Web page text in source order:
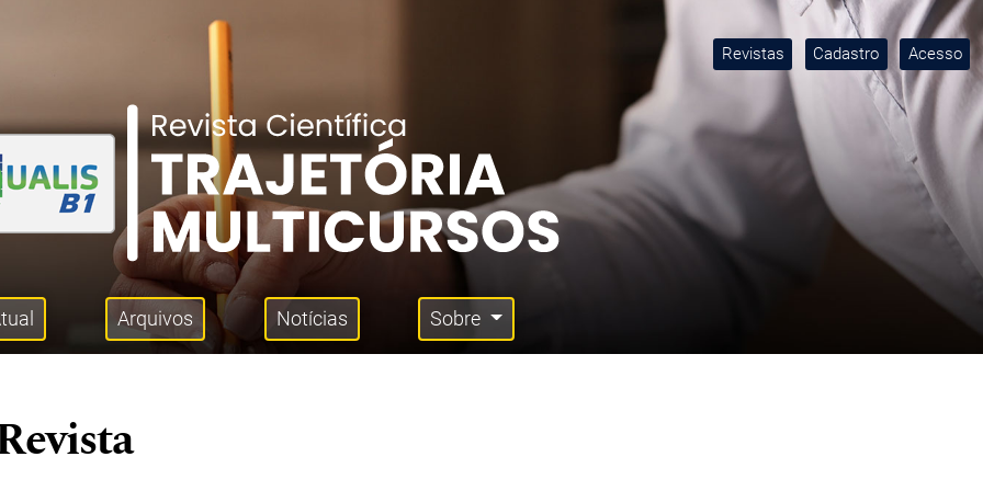
Revistas Cadastro Acesso
Arquivos Notícias Sobre